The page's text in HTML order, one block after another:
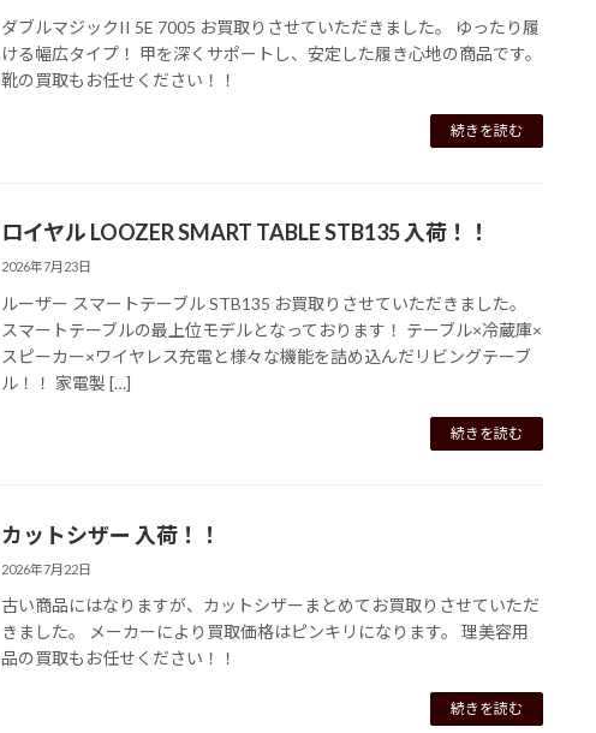
ダブルマジックII 5E 7005 お買取りさせていただきました。 ゆったり履
ける幅広タイプ！ 甲を深くサポートし、安定した履き心地の商品です。
靴の買取もお任せください！！
続きを読む
ロイヤル LOOZER SMART TABLE STB135 入荷！！
2026年7月23日
ルーザー スマートテーブル STB135 お買取りさせていただきました。
スマートテーブルの最上位モデルとなっております！ テーブル×冷蔵庫×
スピーカー×ワイヤレス充電と様々な機能を詰め込んだリビングテーブ
ル！！ 家電製 […]
続きを読む
カットシザー 入荷！！
2026年7月22日
古い商品にはなりますが、カットシザーまとめてお買取りさせていただ
きました。 メーカーにより買取価格はピンキリになります。 理美容用
品の買取もお任せください！！
続きを読む